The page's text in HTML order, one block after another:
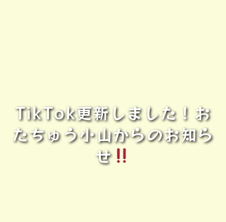
TikTok更新しました！お
たちゅう小山からのお知ら
せ